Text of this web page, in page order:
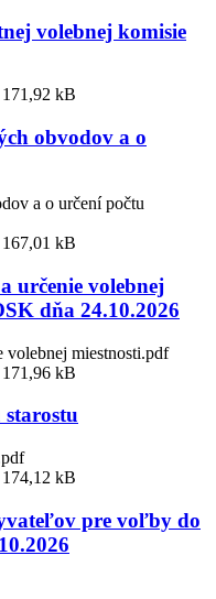
volebnej komisie
kB
obvodov a o
a o určení počtu
kB
určenie volebnej
dňa 24.10.2026
volebnej miestnosti.pdf
kB
kB
pre voľby do